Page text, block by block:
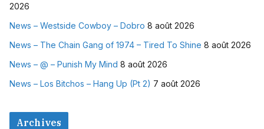
2026
News – Westside Cowboy – Dobro 8 août 2026
News – The Chain Gang of 1974 – Tired To Shine 8 août 2026
News – @ – Punish My Mind 8 août 2026
News – Los Bitchos – Hang Up (Pt 2) 7 août 2026
Archives